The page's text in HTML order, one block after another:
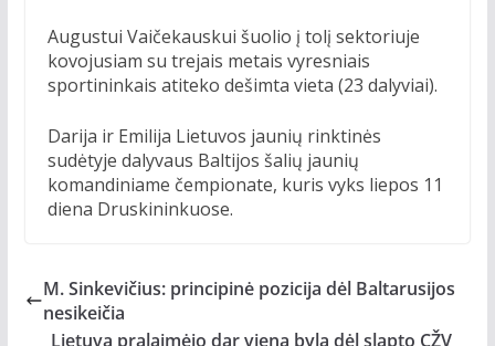
Augustui Vaičekauskui šuolio į tolį sektoriuje
kovojusiam su trejais metais vyresniais
sportininkais atiteko dešimta vieta (23 dalyviai).
Darija ir Emilija Lietuvos jaunių rinktinės
sudėtyje dalyvaus Baltijos šalių jaunių
komandiniame čempionate, kuris vyks liepos 11
diena Druskininkuose.
M. Sinkevičius: principinė pozicija dėl Baltarusijos
nesikeičia
Lietuva pralaimėjo dar vieną bylą dėl slapto CŽV